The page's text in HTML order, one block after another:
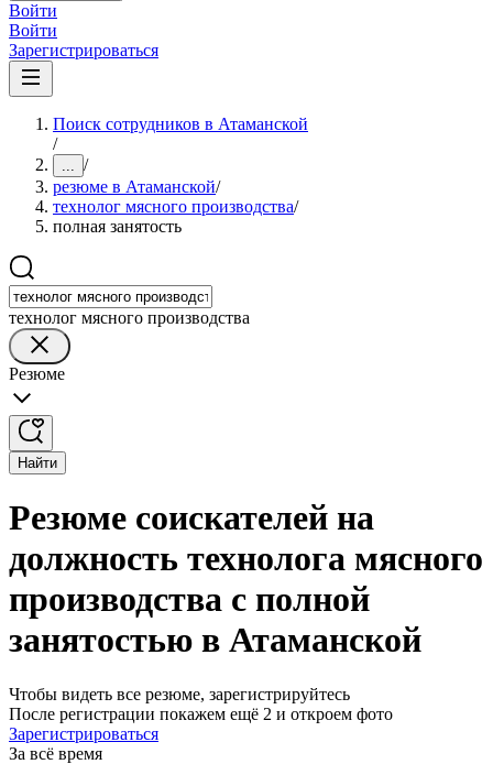
Войти
Войти
Зарегистрироваться
Поиск сотрудников в Атаманской
/
... /
резюме в Атаманской/
технолог мясного производства/
полная занятость
технолог мясного производства
Резюме
Найти
Резюме соискателей на
должность технолога мясного
производства с полной
занятостью в Атаманской
Чтобы видеть все резюме, зарегистрируйтесь
После регистрации покажем ещё 2 и откроем фото
Зарегистрироваться
За всё время